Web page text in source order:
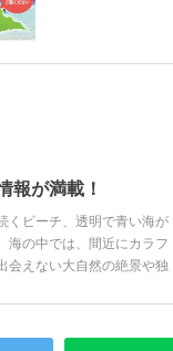
報が満載！
くビーチ、透明で青い海が
海の中では、間近にカラフ
会えない大自然の絶景や独
ト、グルメやアクセス情